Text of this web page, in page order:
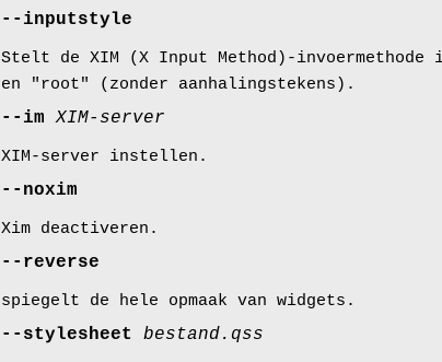
--inputstyle
Stelt de XIM (X Input Method)-
en "root" (zonder aanhalingstekens).
--imXIM-server
XIM-server instellen.
--noxim
Xim deactiveren.
--reverse
spiegelt de hele opmaak van widgets.
--stylesheet bestand.qss